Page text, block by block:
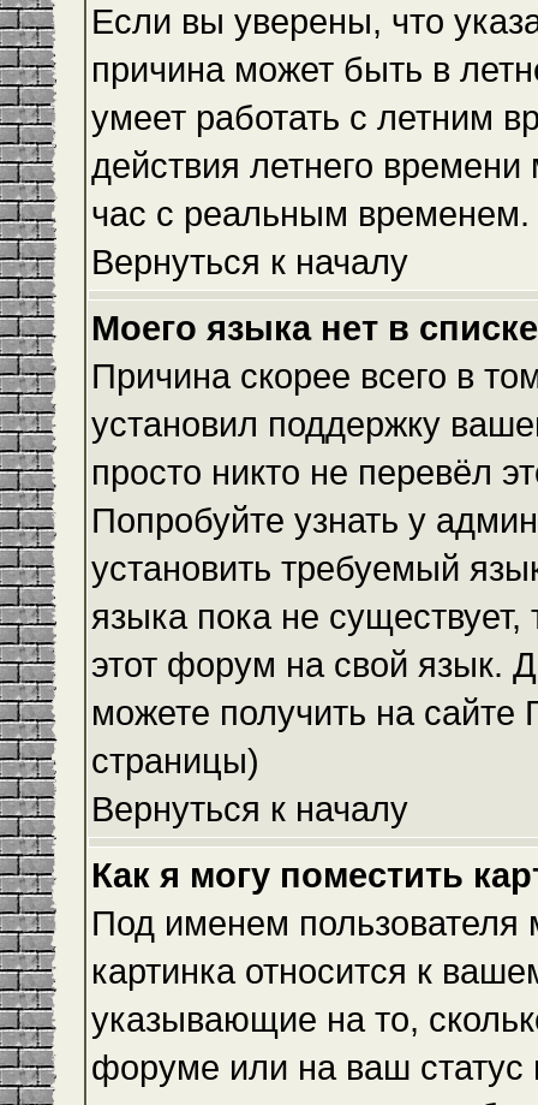
Если вы уверены, что
причина может быть в
умеет работать с летним
действия летнего
час с реальным временем.
Вернуться к началу
Моего языка нет в
Причина скорее всего в
установил поддержку
просто никто не перевёл
Попробуйте узнать у
установить требуемый
языка пока не
этот форум на свой язык.
можете получить на сайте
страницы)
Вернуться к началу
Как я могу поместить
Под именем пользователя
картинка относится к
указывающие на то,
форуме или на ваш